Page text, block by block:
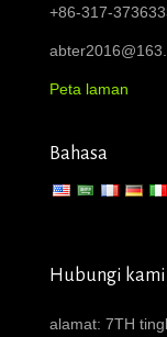
+86-317-
Peta laman
Bahasa
Hubungi kami
alamat: 7TH